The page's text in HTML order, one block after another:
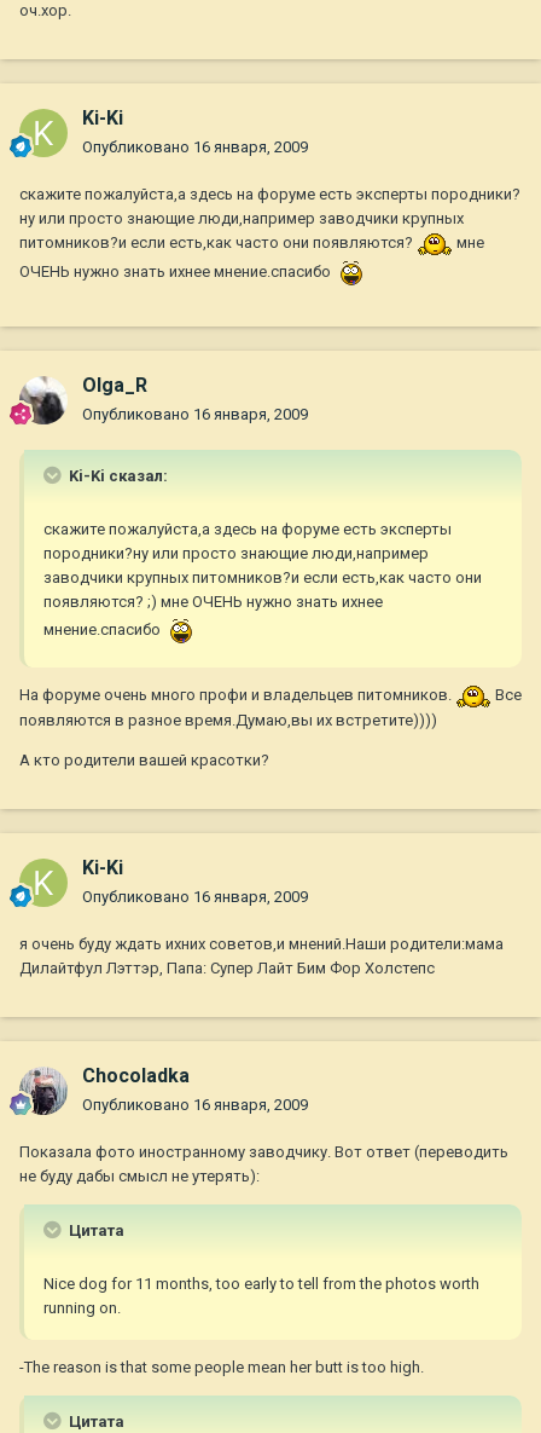
оч.хор.
Ki-Ki
Опубликовано 16 января, 2009
скажите пожалуйста,а здесь на форуме есть эксперты породники?
ну или просто знающие люди,например заводчики крупных
питомников?и если есть,как часто они появляются?
мне
ОЧЕНЬ нужно знать ихнее мнение.спасибо
Olga_R
Опубликовано 16 января, 2009
Ki-Ki сказал:
скажите пожалуйста,а здесь на форуме есть эксперты
породники?ну или просто знающие люди,например
заводчики крупных питомников?и если есть,как часто они
появляются? ;) мне ОЧЕНЬ нужно знать ихнее
мнение.спасибо
На форуме очень много профи и владельцев питомников.
Все
появляются в разное время.Думаю,вы их встретите))))
А кто родители вашей красотки?
Ki-Ki
Опубликовано 16 января, 2009
я очень буду ждать ихних советов,и мнений.Наши родители:мама
Дилайтфул Лэттэр, Папа: Супер Лайт Бим Фор Холстепс
Chocoladka
Опубликовано 16 января, 2009
Показала фото иностранному заводчику. Вот ответ (переводить
не буду дабы смысл не утерять):
Цитата
Nice dog for 11 months, too early to tell from the photos worth
running on.
-The reason is that some people mean her butt is too high.
Цитата